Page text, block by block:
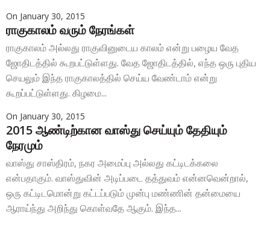
On January 30, 2015
ராகுகாலம் வரும் நேரங்கள்
ராகுகாலம் அல்லது ராகுவினுடைய காலம் என்று பழைய வேத
ஜோதிடத்தில் கூறபட்டுள்ளது. வேத ஜோதிடத்தில், எந்த ஒரு புதிய
செயலும் இந்த ராகுகாலத்தில் செய்ய வேண்டாம் என்று
கூறப்பட்டுள்ளது. கிழமை...
On January 30, 2015
2015 ஆண்டிற்கான வாஸ்து செய்யும் தேதியும்
நேரமும்
வாஸ்து சாஸ்திரம், நகர அமைப்பு அல்லது கட்டிடக்கலை
என்பதாகும். வாஸ்துவின் அடிப்படை தத்துவம் என்னவென்றால்,
ஒரு கட்டிடமொன்று கட்டப்படும் முன்பு மண்ணின் தன்மையை
ஆராய்ந்து அறிந்து கொள்வதே ஆகும். இந்த...